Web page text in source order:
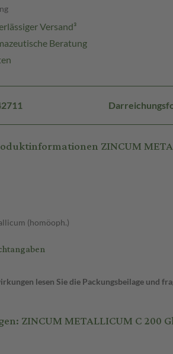
Versand³
Beratung
ZINCUM
(homöoph.)
lesen Sie die Packungsbeilage und
ZINCUM METALLICUM C 200